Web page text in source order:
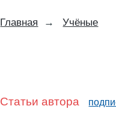
Главная → Учёные
Статьи автора